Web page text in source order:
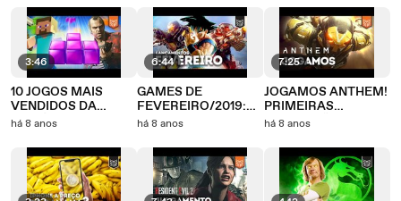
3:46
10 JOGOS MAIS
VENDIDOS DA
HISTÓRIA
há 8 anos
6:44
GAMES DE
FEVEREIRO/2019:
ANTHEM, JUMP
há 8 anos
7:25
JOGAMOS ANTHEM!
PRIMEIRAS
IMPRESSÕES
há 8 anos